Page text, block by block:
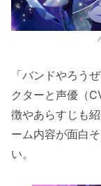
「バンドやろう
クターと声優（
徴やあらすじも
ーム内容が面白
い。